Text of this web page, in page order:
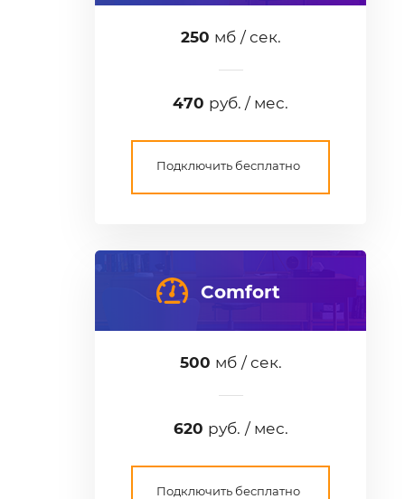
250 мб / сек.
470 руб. / мес.
Подключить бесплатно
Comfort
500 мб / сек.
620 руб. / мес.
Подключить бесплатно